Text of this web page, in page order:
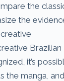
the
the
Brazilian
it’s
the manga,